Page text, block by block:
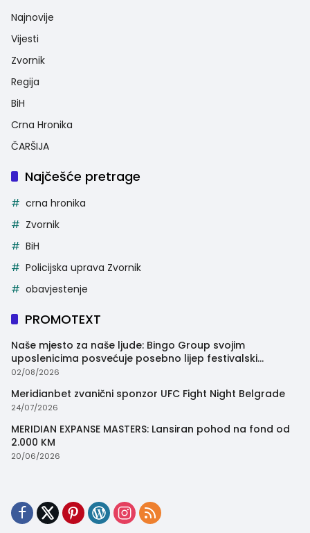
Najnovije
Vijesti
Zvornik
Regija
BiH
Crna Hronika
ČARŠIJA
Najčešće pretrage
crna hronika
Zvornik
BiH
Policijska uprava Zvornik
obavjestenje
PROMOTEXT
Naše mjesto za naše ljude: Bingo Group svojim
uposlenicima posvećuje posebno lijep festivalski
trenutak
02/08/2026
Meridianbet zvanični sponzor UFC Fight Night Belgrade
24/07/2026
MERIDIAN EXPANSE MASTERS: Lansiran pohod na fond od
2.000 KM
20/06/2026